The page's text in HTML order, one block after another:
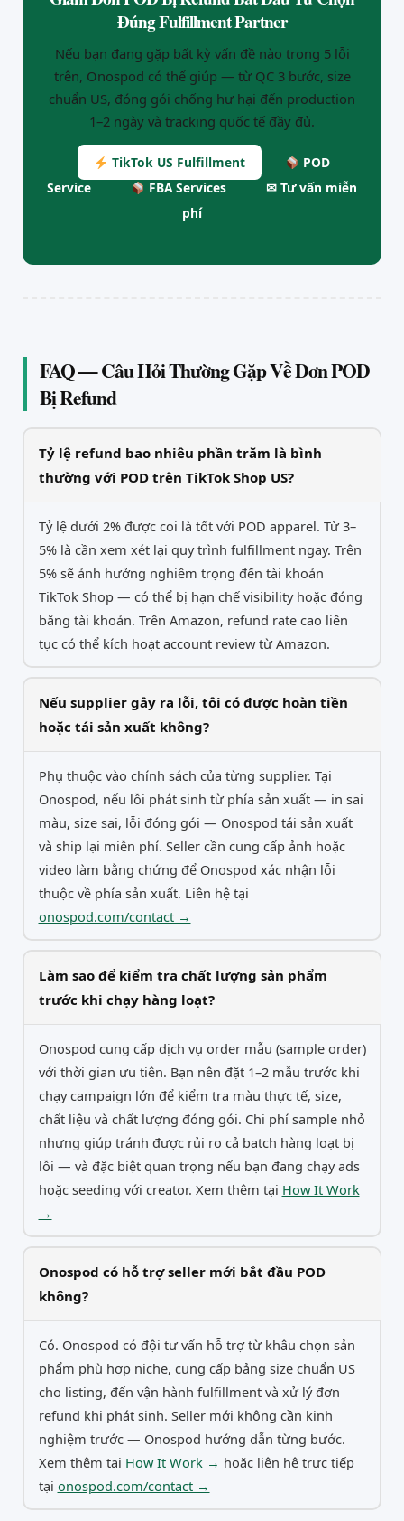
Đúng Fulfillment Partner
Nếu bạn đang gặp bất kỳ vấn đề nào trong 5 lỗi
trên, Onospod có thể giúp — từ QC 3 bước, size
chuẩn US, đóng gói chống hư hại đến production
1–2 ngày và tracking quốc tế đầy đủ.
TikTok US Fulfillment
POD
Service
FBA Services
✉ Tư vấn miễn
phí
FAQ — Câu Hỏi Thường Gặp Về Đơn POD
Bị Refund
Tỷ lệ refund bao nhiêu phần trăm là bình
thường với POD trên TikTok Shop US?
Tỷ lệ dưới 2% được coi là tốt với POD apparel. Từ 3–
5% là cần xem xét lại quy trình fulfillment ngay. Trên
5% sẽ ảnh hưởng nghiêm trọng đến tài khoản
TikTok Shop — có thể bị hạn chế visibility hoặc đóng
băng tài khoản. Trên Amazon, refund rate cao liên
tục có thể kích hoạt account review từ Amazon.
Nếu supplier gây ra lỗi, tôi có được hoàn tiền
hoặc tái sản xuất không?
Phụ thuộc vào chính sách của từng supplier. Tại
Onospod, nếu lỗi phát sinh từ phía sản xuất — in sai
màu, size sai, lỗi đóng gói — Onospod tái sản xuất
và ship lại miễn phí. Seller cần cung cấp ảnh hoặc
video làm bằng chứng để Onospod xác nhận lỗi
thuộc về phía sản xuất. Liên hệ tại
onospod.com/contact →
Làm sao để kiểm tra chất lượng sản phẩm
trước khi chạy hàng loạt?
Onospod cung cấp dịch vụ order mẫu (sample order)
với thời gian ưu tiên. Bạn nên đặt 1–2 mẫu trước khi
chạy campaign lớn để kiểm tra màu thực tế, size,
chất liệu và chất lượng đóng gói. Chi phí sample nhỏ
nhưng giúp tránh được rủi ro cả batch hàng loạt bị
lỗi — và đặc biệt quan trọng nếu bạn đang chạy ads
hoặc seeding với creator. Xem thêm tại How It Work
→
Onospod có hỗ trợ seller mới bắt đầu POD
không?
Có. Onospod có đội tư vấn hỗ trợ từ khâu chọn sản
phẩm phù hợp niche, cung cấp bảng size chuẩn US
cho listing, đến vận hành fulfillment và xử lý đơn
refund khi phát sinh. Seller mới không cần kinh
nghiệm trước — Onospod hướng dẫn từng bước.
Xem thêm tại How It Work → hoặc liên hệ trực tiếp
tại onospod.com/contact →